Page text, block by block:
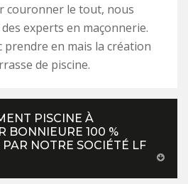
couronner le tout, nous
experts en maçonnerie.
en mais la création
de piscine.
PISCINE À
BONNIEURE 100 %
NOTRE SOCIÉTÉ LF